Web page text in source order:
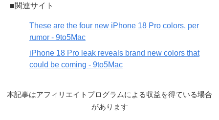
■関連サイト
These are the four new iPhone 18 Pro colors, per
rumor - 9to5Mac
iPhone 18 Pro leak reveals brand new colors that
could be coming - 9to5Mac
本記事はアフィリエイトプログラムによる収益を得ている場合
があります